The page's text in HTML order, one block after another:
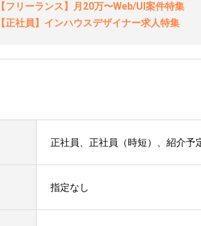
【フリーランス】月20万〜Web/UI案件特集
【正社員】インハウスデザイナー求人特集
正社員、正社員（時短）、紹介予
指定なし